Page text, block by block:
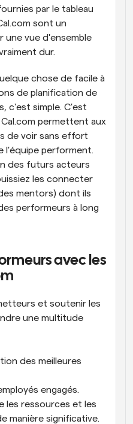
par le tableau
sont un
une vue d'ensemble
dur.
chose de facile à
de planification de
c'est simple. C'est
permettent aux
de voir sans effort
l'équipe performent.
des futurs acteurs
les connecter
mentors) dont ils
performeurs à long
avec les
et soutenir les
une multitude
des meilleures
engagés.
les ressources et les
manière significative.